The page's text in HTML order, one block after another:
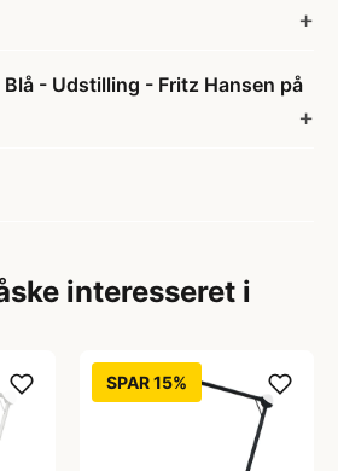
- Udstilling - Fritz Hansen på
interesseret i
SPAR 15%